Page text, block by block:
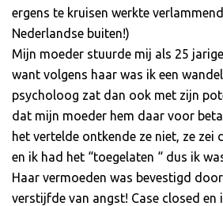
ergens te kruisen werkte
Nederlandse buiten!)
Mijn moeder stuurde mij als 25
want volgens haar was ik een
psycholoog zat dan ook met zijn
dat mijn moeder hem daar voor
het vertelde ontkende ze niet, ze zei
en ik had het “toegelaten “ dus ik
Haar vermoeden was bevestigd
verstijfde van angst! Case closed en